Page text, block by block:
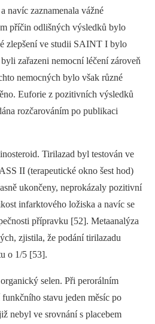
navíc zaznamenala vážné
příčin odlišných výsledků bylo
zlepšení ve studii SAINT I bylo
zařazeni nemocní léčení zároveň
nemocných bylo však různé
Euforie z pozitivních výsledků
rozčarováním po publikaci
Tirilazad byl testován ve
II (terapeutické okno šest hod)
ukončeny, neprokázaly pozitivní
infarktového ložiska a navíc se
přípravku [52]. Metaanalýza
zjistila, že podání tirilazadu
o 1/5 [53].
selen. Při perorálním
stavu jeden měsíc po
nebyl ve srovnání s placebem